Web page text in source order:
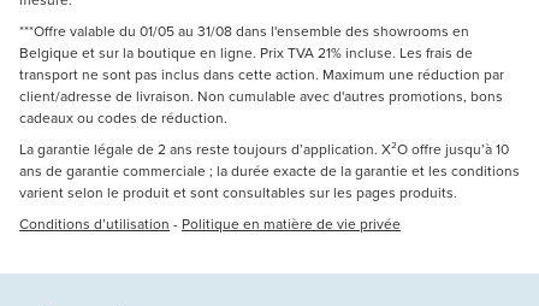
***Offre valable du 01/05 au 31/08 dans l'ensemble des showrooms en
Belgique et sur la boutique en ligne. Prix TVA 21% incluse. Les frais de
transport ne sont pas inclus dans cette action. Maximum une réduction par
client/adresse de livraison. Non cumulable avec d'autres promotions, bons
cadeaux ou codes de réduction.
La garantie légale de 2 ans reste toujours d’application. X²O offre jusqu’à 10
ans de garantie commerciale ; la durée exacte de la garantie et les conditions
varient selon le produit et sont consultables sur les pages produits.
Conditions d’utilisation - Politique en matière de vie privée